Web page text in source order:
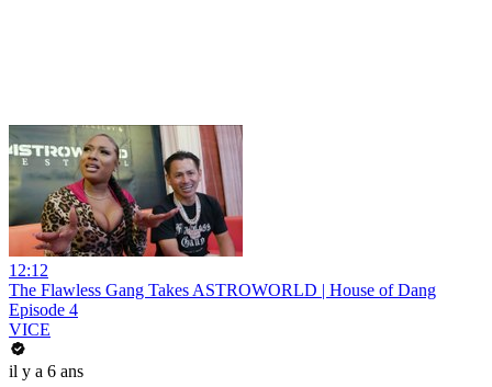
12:12
The Flawless Gang Takes ASTROWORLD | House of Dang
Episode 4
VICE
il y a 6 ans